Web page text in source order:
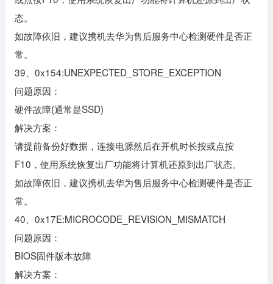
态。
如故障依旧，建议携机去华为售后服务中心检测硬件是否正
常。
39、0x154:UNEXPECTED_STORE_EXCEPTION
问题原因：
硬件故障(通常是SSD)
解决方案：
请提前备份好数据，连接电源然后在开机时长按或点按
F10，使用系统恢复出厂功能将计算机还原到出厂状态。
如故障依旧，建议携机去华为售后服务中心检测硬件是否正
常。
40、0x17E:MICROCODE_REVISION_MISMATCH
问题原因：
BIOS固件版本故障
解决方案：